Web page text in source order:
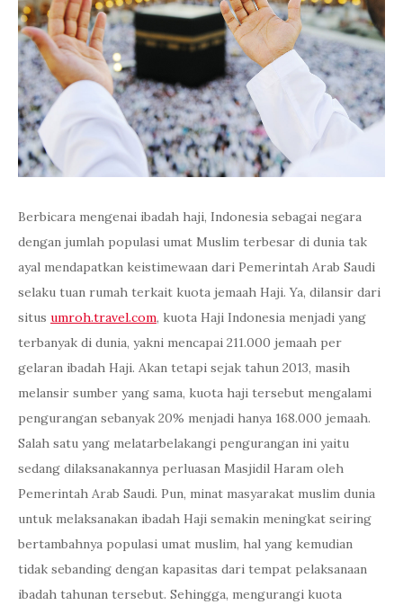
Berbicara mengenai ibadah haji, Indonesia sebagai negara
dengan jumlah populasi umat Muslim terbesar di dunia tak
ayal mendapatkan keistimewaan dari Pemerintah Arab Saudi
selaku tuan rumah terkait kuota jemaah Haji. Ya, dilansir dari
situs umroh.travel.com, kuota Haji Indonesia menjadi yang
terbanyak di dunia, yakni mencapai 211.000 jemaah per
gelaran ibadah Haji. Akan tetapi sejak tahun 2013, masih
melansir sumber yang sama, kuota haji tersebut mengalami
pengurangan sebanyak 20% menjadi hanya 168.000 jemaah.
Salah satu yang melatarbelakangi pengurangan ini yaitu
sedang dilaksanakannya perluasan Masjidil Haram oleh
Pemerintah Arab Saudi. Pun, minat masyarakat muslim dunia
untuk melaksanakan ibadah Haji semakin meningkat seiring
bertambahnya populasi umat muslim, hal yang kemudian
tidak sebanding dengan kapasitas dari tempat pelaksanaan
ibadah tahunan tersebut. Sehingga, mengurangi kuota